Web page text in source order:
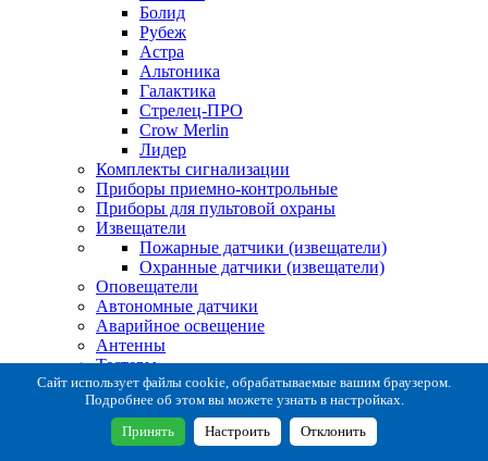
Болид
Рубеж
Астра
Альтоника
Галактика
Стрелец-ПРО
Crow Merlin
Лидер
Комплекты сигнализации
Приборы приемно-контрольные
Приборы для пультовой охраны
Извещатели
Пожарные датчики (извещатели)
Охранные датчики (извещатели)
Оповещатели
Автономные датчики
Аварийное освещение
Антенны
Тестеры
Система сбора извещений
Расходные и монтажные материалы
Коробки коммутационные
Кронштейны для извещателей
Сайт использует файлы cookie, обрабатываемые вашим браузером.
Подробнее об этом вы можете узнать в настройках.
Принять Настроить Отклонить